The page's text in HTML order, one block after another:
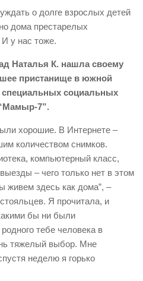
о долге взрослых детей
дома престарелых
у нас тоже.
Наталья К. нашла своему
пристанище в южной
специальных социальных
7”.
хорошие. В Интернете –
количеством снимков.
компьютерный класс,
– чего только нет в этом
живем здесь как дома”, –
Я прочитала, и
бы ни были
тебе человека в
тяжелый выбор. Мне
неделю я горько